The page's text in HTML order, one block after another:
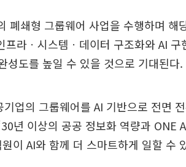
폐쇄형 그룹웨어 사업을 수행하며 해
라ㆍ시스템ㆍ데이터 구조화와 AI 구
성도를 높일 수 있을 것으로 기대된다.
업의 그룹웨어를 AI 기반으로 전면
년 이상의 공공 정보화 역량과 ONE
이 AI와 함께 더 스마트하게 일할 수